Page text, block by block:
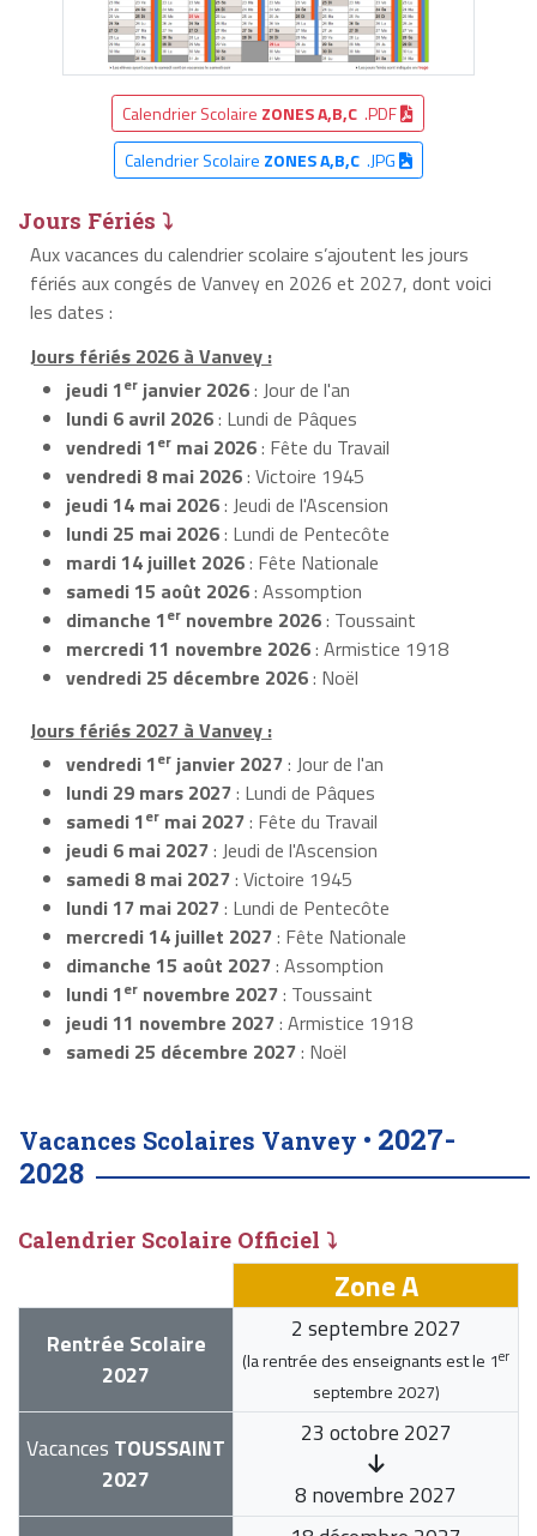
Calendrier Scolaire ZONES A,B,C .PDF
Calendrier Scolaire ZONES A,B,C.JPG
Jours Fériés ⤵
Aux vacances du calendrier scolaire s’ajoutent les jours
fériés aux congés de Vanvey en 2026 et 2027, dont voici
les dates :
Jours fériés 2026 à Vanvey :
jeudi 1er janvier 2026: Jour de l'an
lundi 6 avril 2026: Lundi de Pâques
vendredi 1er mai 2026: Fête du Travail
vendredi 8 mai 2026: Victoire 1945
jeudi 14 mai 2026: Jeudi de l'Ascension
lundi 25 mai 2026: Lundi de Pentecôte
mardi 14 juillet 2026: Fête Nationale
samedi 15 août 2026: Assomption
dimanche 1er novembre 2026: Toussaint
mercredi 11 novembre 2026: Armistice 1918
vendredi 25 décembre 2026: Noël
Jours fériés 2027 à Vanvey :
vendredi 1er janvier 2027: Jour de l'an
lundi 29 mars 2027: Lundi de Pâques
samedi 1er mai 2027: Fête du Travail
jeudi 6 mai 2027: Jeudi de l'Ascension
samedi 8 mai 2027: Victoire 1945
lundi 17 mai 2027: Lundi de Pentecôte
mercredi 14 juillet 2027: Fête Nationale
dimanche 15 août 2027: Assomption
lundi 1er novembre 2027: Toussaint
jeudi 11 novembre 2027: Armistice 1918
samedi 25 décembre 2027: Noël
Vacances Scolaires Vanvey • 2027-
2028
Calendrier Scolaire Officiel ⤵
Zone A
Rentrée Scolaire
2027
2 septembre 2027
(la rentrée des enseignants est le 1er
septembre 2027)
Vacances TOUSSAINT
2027
23 octobre 2027
8 novembre 2027